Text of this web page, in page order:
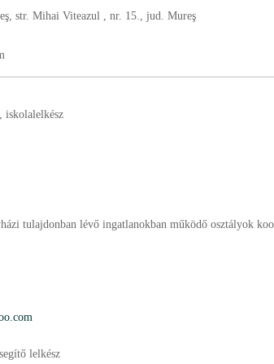
str. Mihai Viteazul , nr. 15., jud. Mureş
, iskolalelkész
tulajdonban lévő ingatlanokban működő osztályok
lelkész